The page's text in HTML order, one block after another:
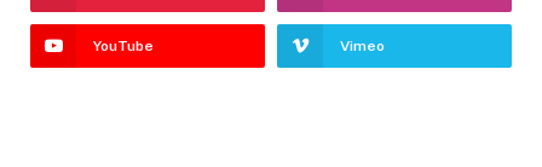
YouTube Vimeo